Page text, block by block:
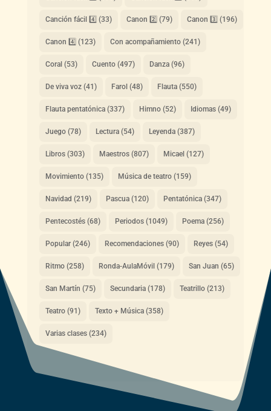
Canción fácil 4️⃣ (33) Canon 2️⃣ (79) Canon 3️⃣ (196)
Canon 4️⃣ (123) Con acompañamiento(241)
Coral (53) Cuento(497) Danza(96)
De viva voz(41) Farol (48) Flauta(550)
Flauta pentatónica(337) Himno(52) Idiomas(49)
Juego(78) Lectura(54) Leyenda(387)
Libros(303) Maestros(807) Micael (127)
Movimiento(135) Música de teatro(159)
Navidad (219) Pascua(120) Pentatónica(347)
Pentecostés(68) Periodos(1049) Poema(256)
Popular(246) Recomendaciones(90) Reyes(54)
Ritmo(258) Ronda-AulaMóvil (179) San Juan (65)
San Martín (75) Secundaria(178) Teatrillo(213)
Teatro(91) Texto + Música(358)
Varias clases(234)